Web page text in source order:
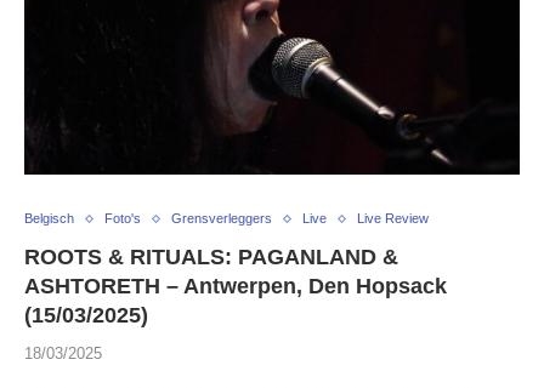
Belgisch Foto's Grensverleggers Live Live Review
ROOTS & RITUALS: PAGANLAND &
ASHTORETH – Antwerpen, Den Hopsack
(15/03/2025)
18/03/2025